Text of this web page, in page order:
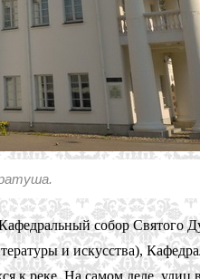
собор Святого
и искусства),
к реке. На самом деле, улиц